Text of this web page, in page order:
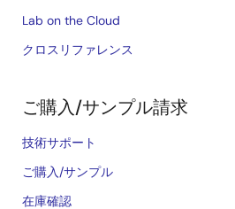
Lab on the Cloud
クロスリファレンス
ご購入/サンプル請求
技術サポート
ご購入/サンプル
在庫確認